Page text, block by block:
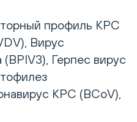
профиль КРС
Вирус
Герпес вирус
КРС (BCoV),